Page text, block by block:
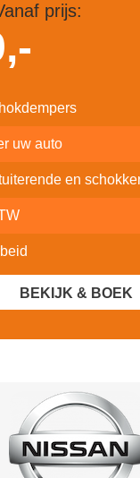
prijs:
uw auto
en
BEKIJK & BOEK